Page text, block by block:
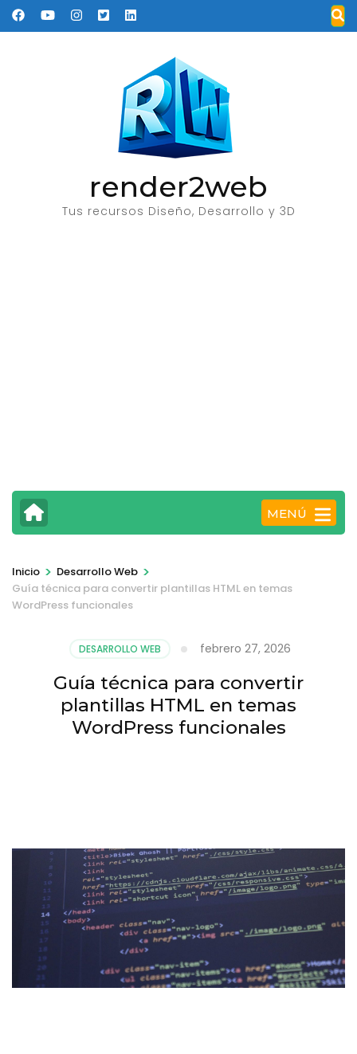
Saltar
al
render2web
Tus recursos Diseño, Desarrollo y 3D
MENÚ
Inicio > Desarrollo Web >
Guía técnica para convertir plantillas HTML en temas
WordPress funcionales
DESARROLLO WEB febrero 27, 2026
Guía técnica para convertir
plantillas HTML en temas
WordPress funcionales